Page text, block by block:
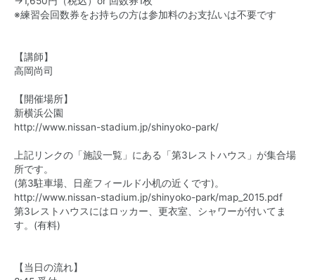
※練習会回数券をお持ちの方は参加料のお支払いは不要です
【講師】
高岡尚司
【開催場所】
新横浜公園
http://www.nissan-stadium.jp/shinyoko-park/
上記リンクの「施設一覧」にある「第3レストハウス」が集合場
所です。
(第3駐車場、日産フィールド小机の近くです)。
http://www.nissan-stadium.jp/shinyoko-park/map_2015.pdf
第3レストハウスにはロッカー、更衣室、シャワーが付いてま
す。(有料)
【当日の流れ】